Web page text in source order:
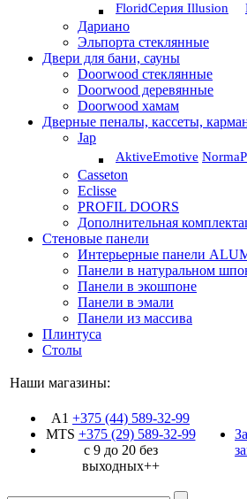
FloridСерия Illusion
Дариано
Эльпорта стеклянные
Двери для бани, сауны
Doorwood стеклянные
Doorwood деревянные
Doorwood хамам
Дверные пеналы, кассеты,
Jap
AktiveEmotive Norma
Casseton
Eclisse
PROFIL DOORS
Дополнительная
Стеновые панели
Интерьерные панели
Панели в натуральном
Панели в экошпоне
Панели в эмали
Панели из массива
Плинтуса
Столы
Наши магазины:
A1 +375 (44) 589-32-99
MTS +375 (29)589-32-99
с 9 до 20 без
выходных++